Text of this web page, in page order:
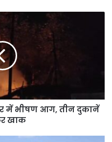
में भीषण आग, तीन दुकानें
खाक